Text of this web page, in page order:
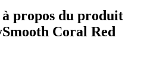
propos du produit
Coral Red